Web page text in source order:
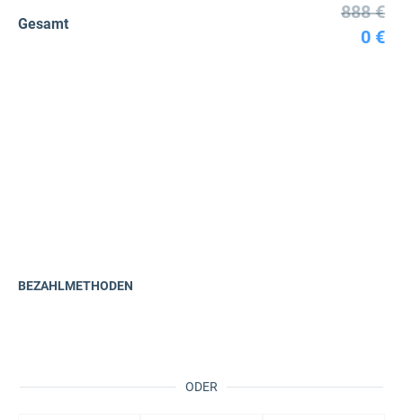
Gesamt
888 €
0 €
ODER
BEZAHLMETHODEN